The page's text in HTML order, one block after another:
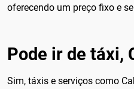
oferecendo um preço fixo e
Pode ir de táxi,
Sim, táxis e serviços como